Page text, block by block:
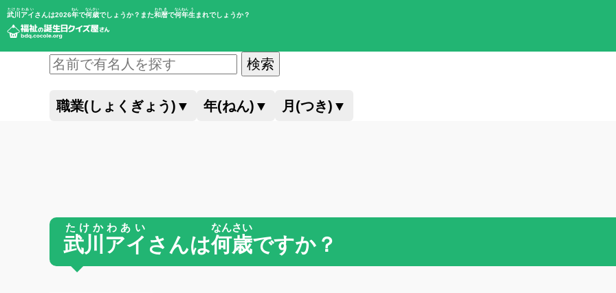
武川アイ
たけかわあい
さんは2026年
ねん
で何歳
なんさい
でしょうか？また和暦
われき
で何年
なんねん
生
う
まれでしょうか？
検索
職業(しょくぎょう) ▼ 年(ねん) ▼ 月(つき) ▼
武川アイ
たけかわあい
さんは何歳
なんさい
ですか？